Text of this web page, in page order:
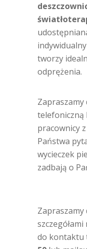
tworzy
odprężenia.
telefoniczną
pracownicy
Państwa
wycieczek
zadbają o
Zapraszamy
do kontaktu